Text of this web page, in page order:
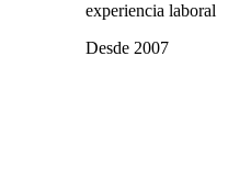
experiencia laboral
Desde 2007